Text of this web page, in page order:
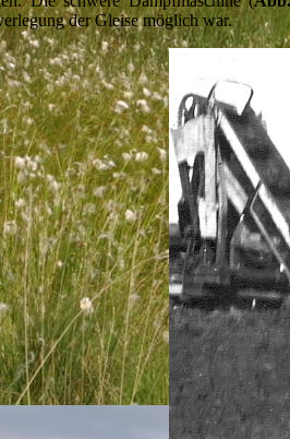
der Gleise möglich war.